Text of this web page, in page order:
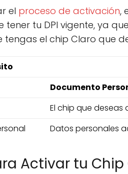
el proceso de activación,
tener tu DPI vigente, ya
tengas el chip Claro que
Documento
El chip que
Datos personales
Activar tu Chip